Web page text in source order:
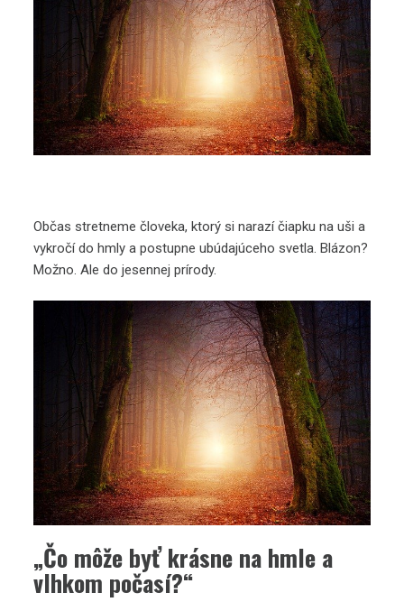
Občas stretneme človeka, ktorý si narazí čiapku na uši a
vykročí do hmly a postupne ubúdajúceho svetla. Blázon?
Možno. Ale do jesennej prírody.
„Čo môže byť krásne na hmle a
vlhkom počasí?“